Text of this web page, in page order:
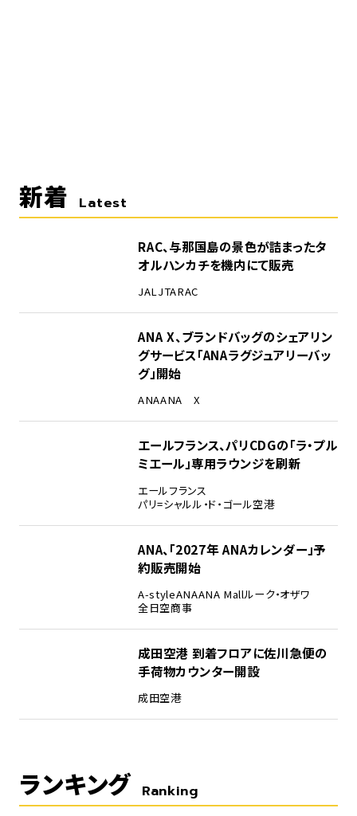
新着 Latest
RAC、与那国島の景色が詰まったタ
オルハンカチを機内にて販売
JALJTARAC
ANA X、ブランドバッグのシェアリン
グサービス「ANAラグジュアリーバッ
グ」開始
ANAANA X
エールフランス、パリCDGの「ラ・プル
ミエール」専用ラウンジを刷新
エールフランス
パリ=シャルル・ド・ゴール空港
ANA、「2027年 ANAカレンダー」予
約販売開始
A-styleANAANA Mallルーク・オザワ
全日空商事
成田空港 到着フロアに佐川急便の
手荷物カウンター開設
成田空港
ランキング Ranking